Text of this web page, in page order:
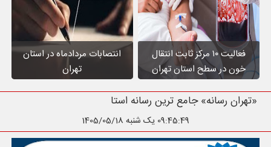
فعالیت ۱۰ مرکز ثابت انتقال
خون در سطح استان تهران
انتصابات مردادماه در استان
تهران
«تهران رسانه» جامع ترین رسانه استان تهران
09:45:50 یک شنبه 1405/05/18